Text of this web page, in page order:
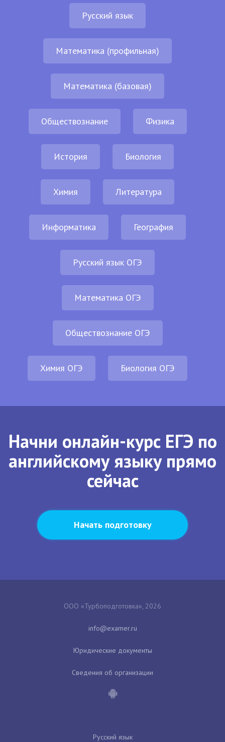
Русский язык
Математика (профильная)
Математика (базовая)
Обществознание Физика
История Биология
Химия Литература
Информатика География
Русский язык ОГЭ
Математика ОГЭ
Обществознание ОГЭ
Химия ОГЭ Биология ОГЭ
Начни онлайн-курс ЕГЭ по
английскому языку прямо
сейчас
Начать подготовку
ООО «Турбоподготовка», 2026
Юридические документы
Сведения об организации
Русский язык